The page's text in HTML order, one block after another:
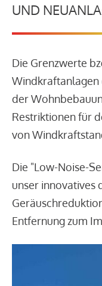
UND
Die Grenzwerte
Windkraftanlagen
der
Restriktionen für
von
Die "Low-Noise-
unser innovatives
Entfernung zum